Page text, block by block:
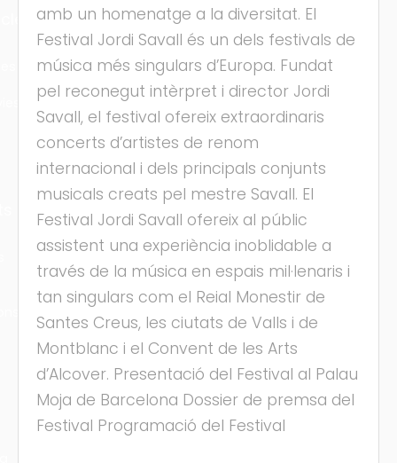
amb un homenatge a la diversitat. El
Festival Jordi Savall és un dels festivals de
música més singulars d’Europa. Fundat
pel reconegut intèrpret i director Jordi
Savall, el festival ofereix extraordinaris
concerts d’artistes de renom
internacional i dels principals conjunts
musicals creats pel mestre Savall. El
Festival Jordi Savall ofereix al públic
assistent una experiència inoblidable a
través de la música en espais mil·lenaris i
tan singulars com el Reial Monestir de
Santes Creus, les ciutats de Valls i de
Montblanc i el Convent de les Arts
d’Alcover. Presentació del Festival al Palau
Moja de Barcelona Dossier de premsa del
Festival Programació del Festival